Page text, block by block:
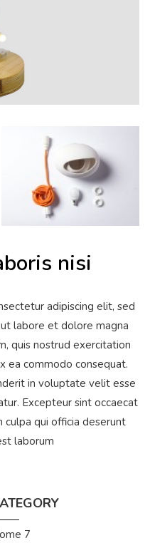
nisi
adipiscing elit, sed
labore et dolore magna
quis nostrud exercitation
ea commodo consequat.
in voluptate velit esse
Excepteur sint occaecat
culpa qui officia deserunt
laborum
7